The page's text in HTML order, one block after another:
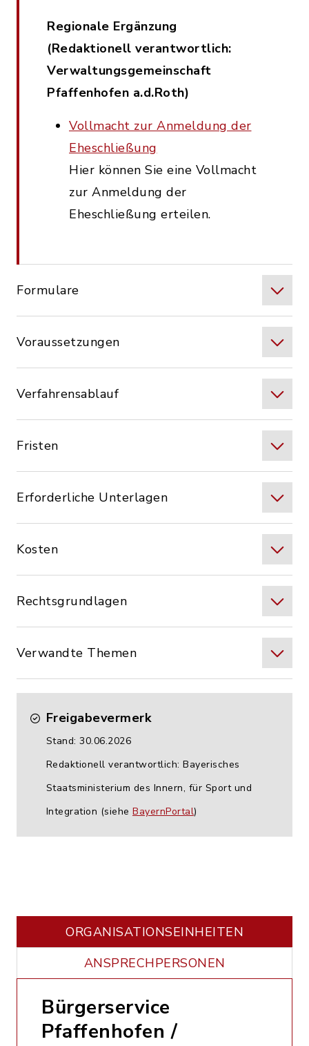
Regionale Ergänzung
(Redaktionell verantwortlich:
Verwaltungsgemeinschaft
Pfaffenhofen a.d.Roth)
Vollmacht zur Anmeldung der
Eheschließung
Hier können Sie eine Vollmacht
zur Anmeldung der
Eheschließung erteilen.
Formulare
Voraussetzungen
Verfahrensablauf
Fristen
Erforderliche Unterlagen
Kosten
Rechtsgrundlagen
Verwandte Themen
Freigabevermerk
Stand: 30.06.2026
Redaktionell verantwortlich: Bayerisches
Staatsministerium des Innern, für Sport und
Integration (siehe BayernPortal)
ORGANISATIONS­EINHEITEN
ANSPRECHPERSONEN
Bürgerservice
Pfaffenhofen /